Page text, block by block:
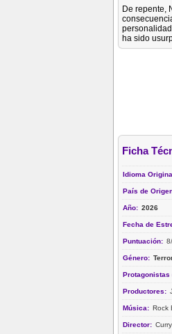
De repente,
ha sido
Ficha
Idioma
País de
Año: 2026
Fecha de
Puntuación:
Género:
Protagonistas
Productores:
Música: Rock
Director: